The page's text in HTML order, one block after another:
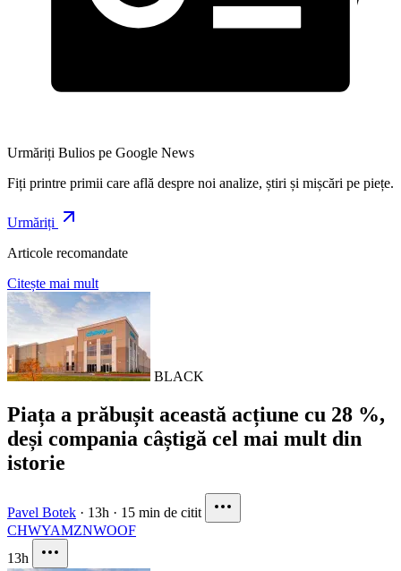
Urmăriți Bulios pe Google News
Fiți printre primii care află despre noi analize, știri și mișcări pe piețe.
Urmăriți
Articole recomandate
Citește mai mult
BLACK
Piața a prăbușit această acțiune cu 28 %,
deși compania câștigă cel mai mult din
istorie
Pavel Botek · 13h · 15 min de citit
CHWYAMZNWOOF
13h